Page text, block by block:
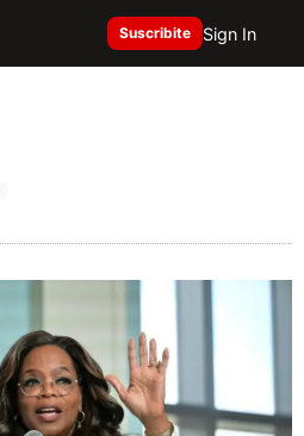
Suscribite Sign In